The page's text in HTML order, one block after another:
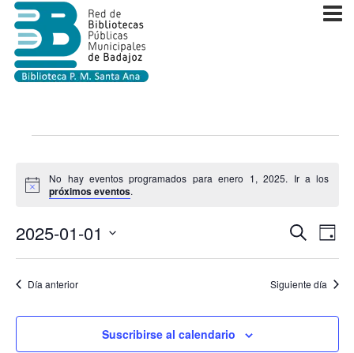
en
enero
1,
2025
Aviso
No hay eventos programados para enero 1, 2025. Ir a los
próximos eventos.
de
Buscar
de
Día
2025-01-01
Selecciona
fecha.
Día anterior Siguiente día
Suscribirse al calendario